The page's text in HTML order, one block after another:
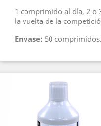
1 comprimido al día, 2 o
la vuelta de la
Envase: 50 comprimidos.